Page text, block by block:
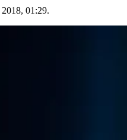
01:29.